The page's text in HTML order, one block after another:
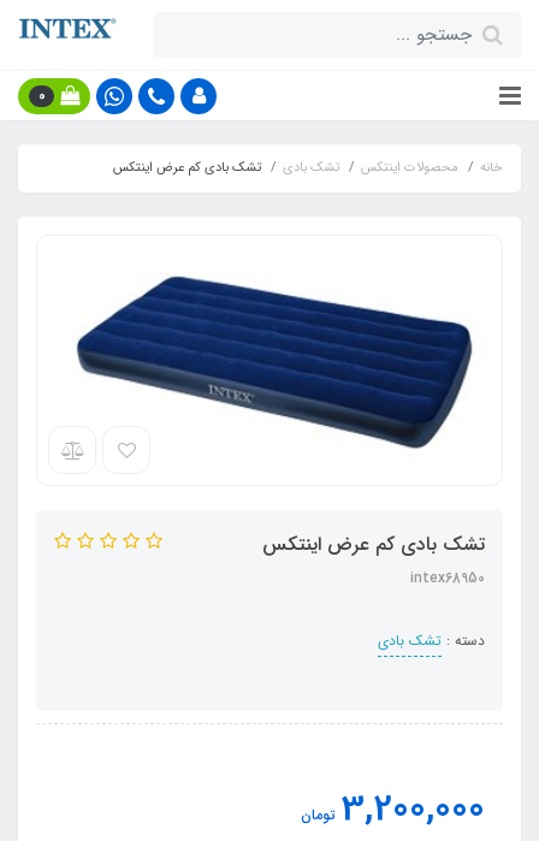
0
خانه محصولات اینتکس تشک بادی تشک بادی کم عرض اینتکس
تشک بادی کم عرض اینتکس
intex68950
دسته : تشک بادی
3,200,000 تومان